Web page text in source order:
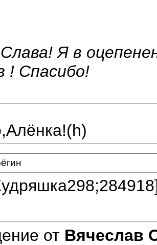
Я в
! Спасибо!
от Вячеслав